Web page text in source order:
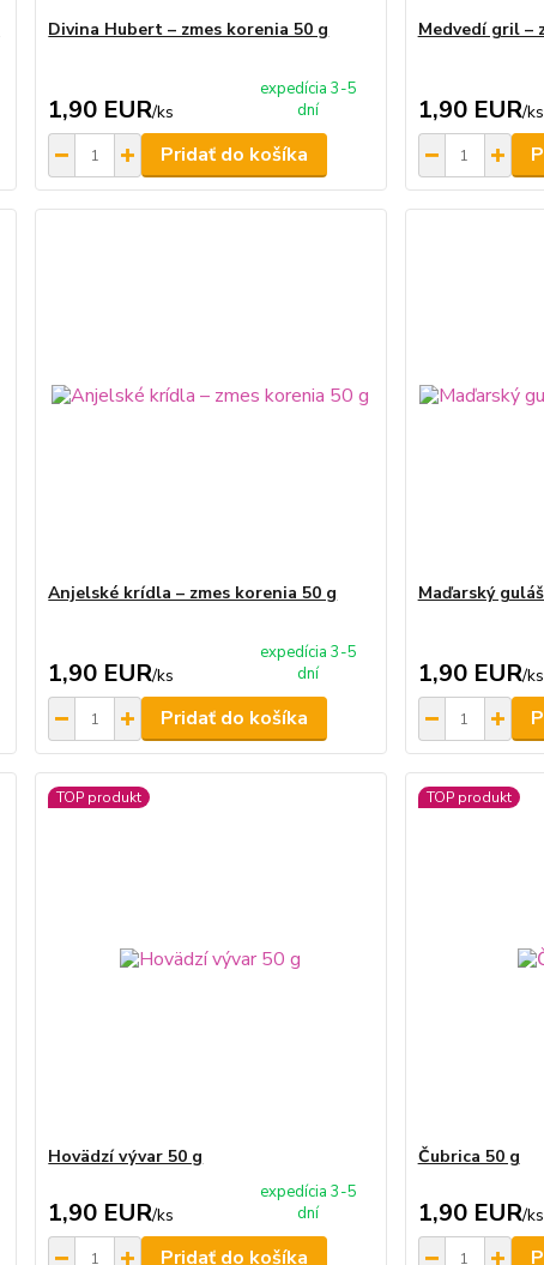
Divina Hubert – zmes korenia 50 g
1,90 EUR/ks
expedícia 3-5
dní
Pridať do košíka
Medvedí gril –
1,90 EUR/ks
Anjelské krídla – zmes korenia 50 g
1,90 EUR/ks
expedícia 3-5
dní
Pridať do košíka
Maďarský
1,90 EUR/ks
TOP produkt
Hovädzí vývar 50 g
1,90 EUR/ks
expedícia 3-5
dní
Pridať do košíka
TOP produkt
Čubrica 50 g
1,90 EUR/ks